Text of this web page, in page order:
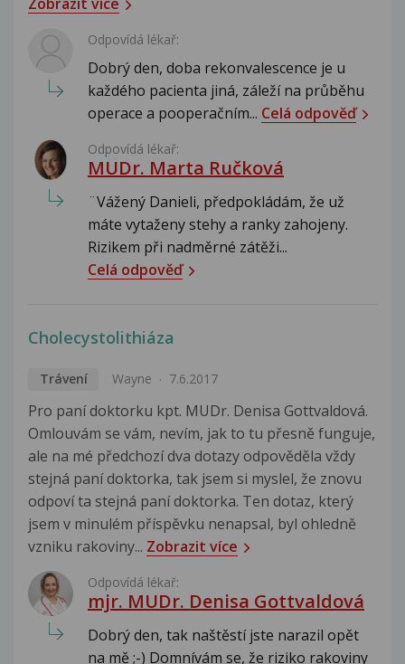
Odpovídá lékař:
Dobrý den, doba rekonvalescence je u
každého pacienta jiná, záleží na průběhu
operace a pooperačním... Celá odpověď
Odpovídá lékař:
MUDr. Marta Ručková
¨Vážený Danieli, předpokládám, že už
máte vytaženy stehy a ranky zahojeny.
Rizikem při nadměrné zátěži...
Celá odpověď
Cholecystolithiáza
Trávení Wayne 7.6.2017
Pro paní doktorku kpt. MUDr. Denisa Gottvaldová.
Omlouvám se vám, nevím, jak to tu přesně funguje,
ale na mé předchozí dva dotazy odpověděla vždy
stejná paní doktorka, tak jsem si myslel, že znovu
odpoví ta stejná paní doktorka. Ten dotaz, který
jsem v minulém příspěvku nenapsal, byl ohledně
vzniku rakoviny... Zobrazit více
Odpovídá lékař:
mjr. MUDr. Denisa Gottvaldová
Dobrý den, tak naštěstí jste narazil opět
na mě ;-) Domnívám se, že riziko rakoviny